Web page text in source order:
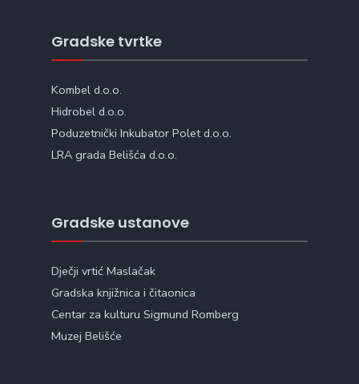
Gradske tvrtke
Kombel d.o.o.
Hidrobel d.o.o.
Poduzetnički Inkubator Polet d.o.o.
LRA grada Belišća d.o.o.
Gradske ustanove
Dječji vrtić Maslačak
Gradska knjižnica i čitaonica
Centar za kulturu Sigmund Romberg
Muzej Belišće